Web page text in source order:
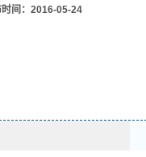
时间：2016-05-24